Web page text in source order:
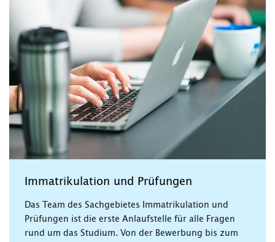
Immatrikulation und Prüfungen
Das Team des Sachgebietes Immatrikulation und
Prüfungen ist die erste Anlaufstelle für alle Fragen
rund um das Studium. Von der Bewerbung bis zum